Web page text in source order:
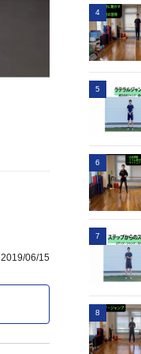
2019/06/15
4
5
6
7
8